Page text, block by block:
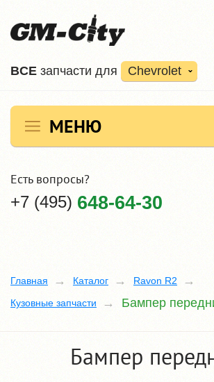
ВCE запчасти для Chevrolet
МЕНЮ
Есть вопросы?
+7 (495) 648-64-30
Главная Каталог
Ravon R2
Кузовные запчасти
Бампер
Бампер